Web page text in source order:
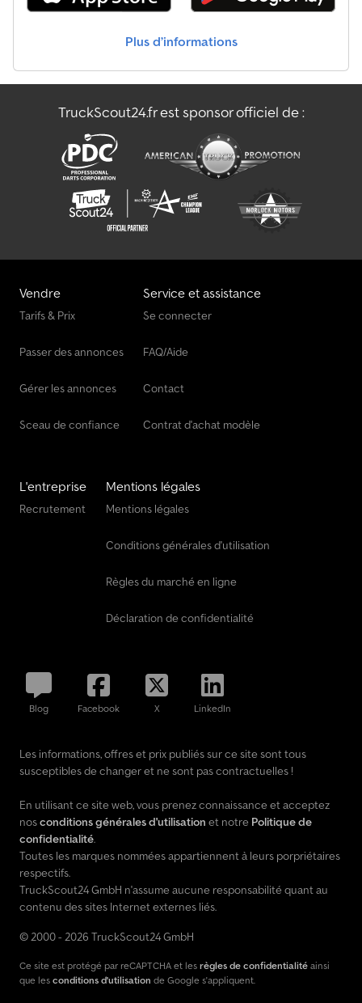
Plus d’informations
TruckScout24.fr est sponsor officiel de :
Vendre
Tarifs & Prix
Passer des annonces
Gérer les annonces
Sceau de confiance
Service et assistance
Se connecter
FAQ/Aide
Contact
Contrat d'achat modèle
L'entreprise
Recrutement
Mentions légales
Mentions légales
Conditions générales d'utilisation
Règles du marché en ligne
Déclaration de confidentialité
Blog Facebook X LinkedIn
Les informations, offres et prix publiés sur ce site sont tous
susceptibles de changer et ne sont pas contractuelles !
En utilisant ce site web, vous prenez connaissance et acceptez
nosconditions générales d'utilisation et notre Politique de
confidentialité.
Toutes les marques nommées appartiennent à leurs porpriétaires
respectifs.
TruckScout24 GmbH n'assume aucune responsabilité quant au
contenu des sites Internet externes liés.
© 2000 - 2026 TruckScout24 GmbH
Ce site est protégé par reCAPTCHA et les règles de confidentialité ainsi
que les conditions d'utilisation de Google s'appliquent.